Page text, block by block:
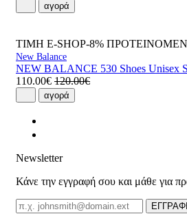
αγορά
ΤΙΜΗ E-SHOP-8%
New Balance
NEW BALANCE 530 Shoes Unisex
110.00€ 120.00€
αγορά
Newsletter
Κάνε την εγγραφή σου και μάθε για
Email